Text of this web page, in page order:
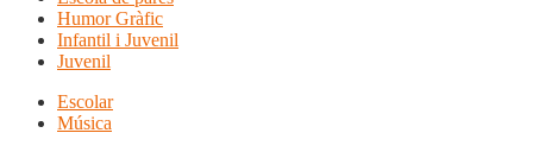
Humor Gràfic
Infantil i Juvenil
Juvenil
Escolar
Música